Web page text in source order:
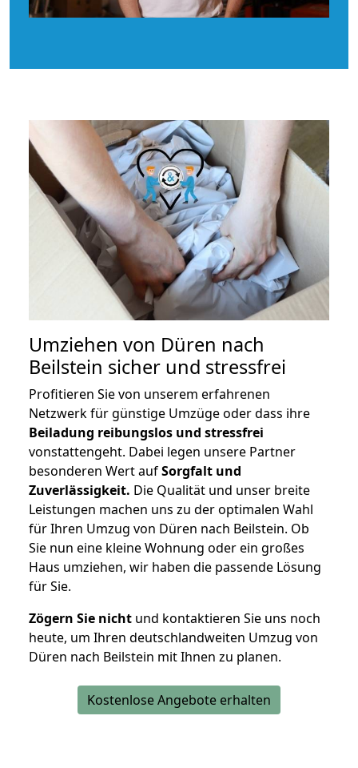
Umziehen von Düren nach
Beilstein sicher und stressfrei
Profitieren Sie von unserem erfahrenen
Netzwerk für günstige Umzüge oder dass ihre
Beiladung reibungslos und stressfrei
vonstattengeht. Dabei legen unsere Partner
besonderen Wert aufSorgfalt und
Zuverlässigkeit. Die Qualität und unser breite
Leistungen machen uns zu der optimalen Wahl
für Ihren Umzug von Düren nach Beilstein. Ob
Sie nun eine kleine Wohnung oder ein großes
Haus umziehen, wir haben die passende Lösung
für Sie.
Zögern Sie nicht und kontaktieren Sie uns noch
heute, um Ihren deutschlandweiten Umzug von
Düren nach Beilstein mit Ihnen zu planen.
Kostenlose Angebote erhalten